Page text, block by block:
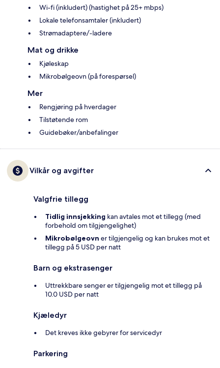
Wi-fi (inkludert) (hastighet på 25+ mbps)
Lokale telefonsamtaler (inkludert)
Strømadaptere/-ladere
Mat og drikke
Kjøleskap
Mikrobølgeovn (på forespørsel)
Mer
Rengjøring på hverdager
Tilstøtende rom
Guidebøker/anbefalinger
Vilkår og avgifter
Valgfrie tillegg
Tidlig innsjekking kan avtales mot et tillegg (med
forbehold om tilgjengelighet)
Mikrobølgeovn er tilgjengelig og kan brukes mot et
tillegg på 5 USD per natt
Barn og ekstrasenger
Uttrekkbare senger er tilgjengelig mot et tillegg på
10.0 USD per natt
Kjæledyr
Det kreves ikke gebyrer for servicedyr
Parkering